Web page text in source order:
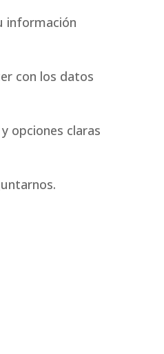
información
con los datos
opciones claras